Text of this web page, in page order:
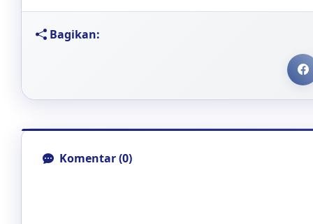
Bagikan:
Komentar (0)